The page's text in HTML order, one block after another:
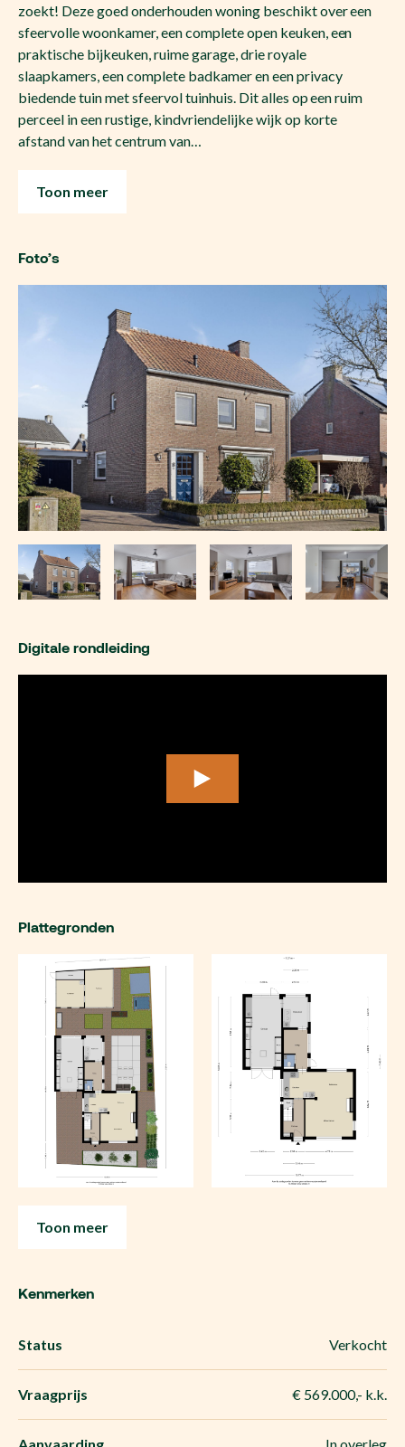
zoekt! Deze goed onderhouden woning beschikt over een
sfeervolle woonkamer, een complete open keuken, een
praktische bijkeuken, ruime garage, drie royale
slaapkamers, een complete badkamer en een privacy
biedende tuin met sfeervol tuinhuis. Dit alles op een ruim
perceel in een rustige, kindvriendelijke wijk op korte
afstand van het centrum van…
Toon meer
Foto’s
Digitale rondleiding
Plattegronden
Toon meer
Kenmerken
Status Verkocht
Vraagprijs € 569.000,- k.k.